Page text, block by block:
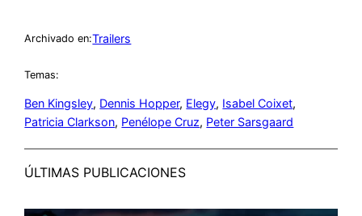
Archivado en:Trailers
Temas:
Ben Kingsley, Dennis Hopper, Elegy, Isabel Coixet
Patricia Clarkson, Penélope Cruz, Peter Sarsgaard
ÚLTIMAS PUBLICACIONES